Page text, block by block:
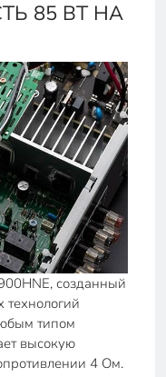
85 ВТ НА
созданный
типом
высокую
4 Ом.